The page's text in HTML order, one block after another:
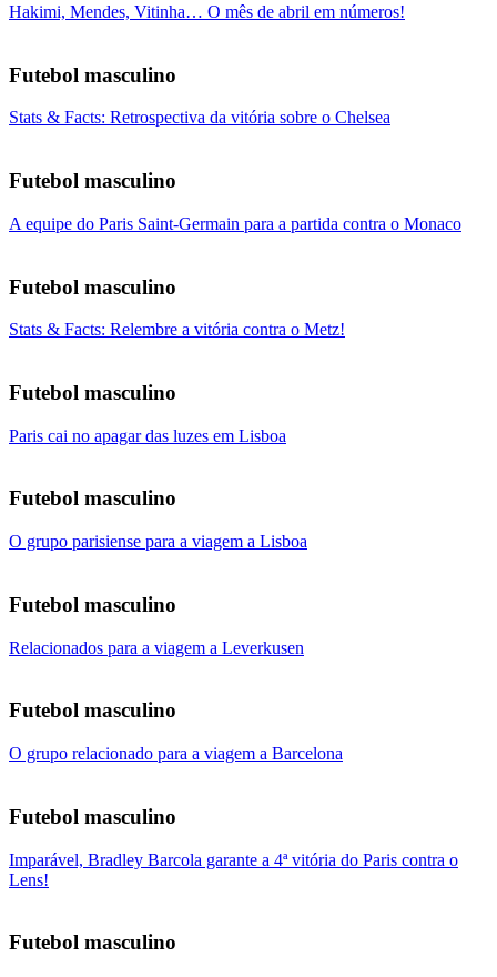
Hakimi, Mendes, Vitinha… O mês de abril em números!
Futebol masculino
Stats & Facts: Retrospectiva da vitória sobre o Chelsea
Futebol masculino
A equipe do Paris Saint-Germain para a partida contra o Monaco
Futebol masculino
Stats & Facts: Relembre a vitória contra o Metz!
Futebol masculino
Paris cai no apagar das luzes em Lisboa
Futebol masculino
O grupo parisiense para a viagem a Lisboa
Futebol masculino
Relacionados para a viagem a Leverkusen
Futebol masculino
O grupo relacionado para a viagem a Barcelona
Futebol masculino
Imparável, Bradley Barcola garante a 4ª vitória do Paris contra o
Lens!
Futebol masculino